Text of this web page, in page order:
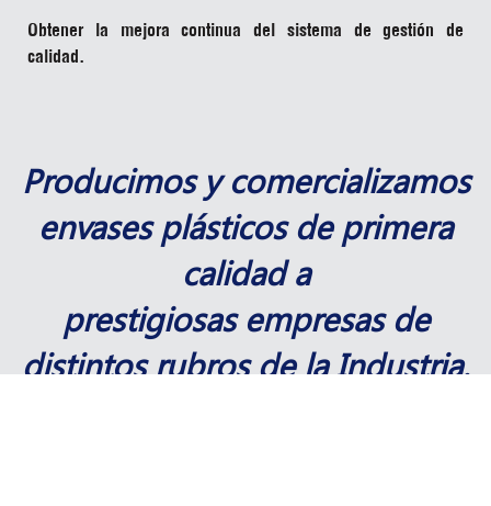
Obtener la mejora continua del sistema de gestión de
calidad.
Producimos y comercializamos
envases plásticos de primera
calidad a
prestigiosas empresas de
distintos rubros de la Industria.